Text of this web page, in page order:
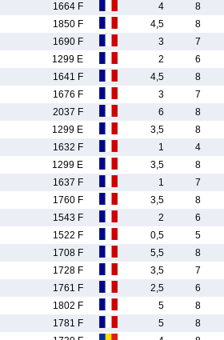
1664 F 4 8
1850 F 4,5 8
1690 F 3 7
1299 E 2 6
1641 F 4,5 8
1676 F 3 7
2037 F 6 8
1299 E 3,5 8
1632 F 1 4
1299 E 3,5 8
1637 F 1 7
1760 F 3,5 8
1543 F 2 6
1522 F 0,5 5
1708 F 5,5 8
1728 F 3,5 7
1761 F 2,5 6
1802 F 5 8
1781 F 5 8